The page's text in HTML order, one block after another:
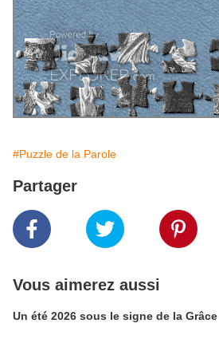
#Puzzle de la Parole
Partager
Vous aimerez aussi
Un été 2026 sous le signe de la Grâce